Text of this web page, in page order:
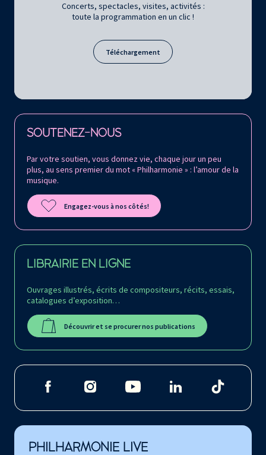
Concerts, spectacles, visites, activités :
toute la programmation en un clic !
Téléchargement
SOUTENEZ-NOUS
Par votre soutien, vous donnez vie, chaque jour un peu
plus, au sens premier du mot « Philharmonie » : l’amour de la
musique.
Engagez-vous à nos côtés!
LIBRAIRIE EN LIGNE
Ouvrages illustrés, écrits de compositeurs, récits, essais,
catalogues d’exposition…
Découvrir et se procurer nos publications
Retrouvez la Philharmonie de Paris sur
PHILHARMONIE LIVE